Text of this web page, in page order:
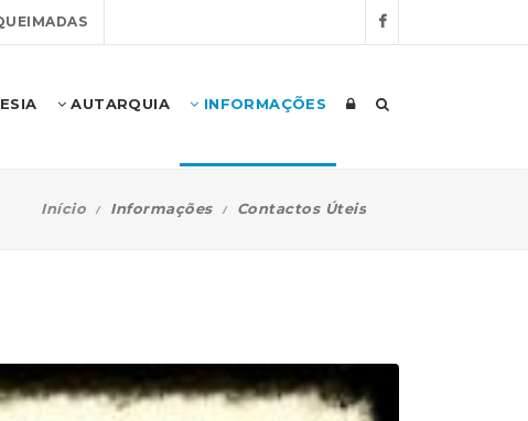
AUTARQUIA INFORMAÇÕES
Início Informações Contactos Úteis